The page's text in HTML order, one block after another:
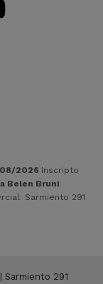
2026 Inscripto
Belen Bruni
Sarmiento 291
Sarmiento 291